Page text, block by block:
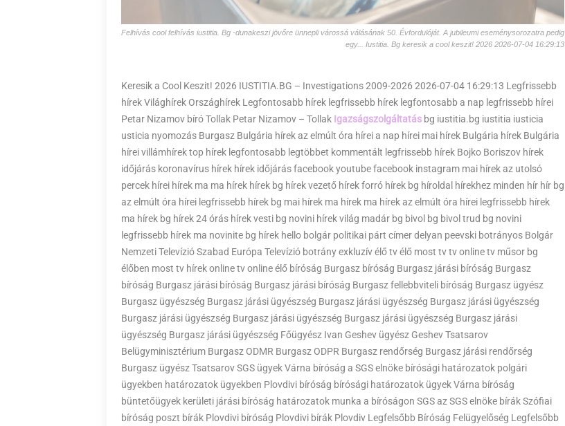
Felhívás cool felhívás iustitia. Bg -dunakeszi jövőre ünnepli várossá válásának 50. Évfordulóját. A jubileumi eseménysorozatra pedig
egy... Iustitia. Bg keresik a cool keszit! 2026 2026-07-04 16:29:13
Keresik a Cool Keszit! 2026 IUSTITIA.BG – Investigations 2009-2026 2026-07-04 16:29:13 Legfrissebb
hírek Világhírek Országhírek Legfontosabb hírek legfrissebb hírek legfontosabb a nap legfrissebb hírei
Petar Nizamov bíró Tollak Petar Nizamov – Tollak Igazságszolgáltatás bg iustitia.bg iustitia iusticia
usticia nyomozás Burgasz Bulgária hírek az elmúlt óra hírei a nap hírei mai hírek Bulgária hírek Bulgária
hírei villámhírek top hírek legfontosabb legtöbbet kommentált legfrissebb hírek Bojko Boriszov hírek
időjárás koronavírus hírek hírek időjárás facebook youtube facebook instagram mai hírek az utolsó
percek hírei hírek ma ma hírek hírek bg hírek vezető hírek forró hírek bg híroldal hírekhez minden hír hír bg
az elmúlt óra hírei legfrissebb hírek bg mai hírek ma hírek ma hírek az elmúlt óra hírei legfrissebb hírek
ma hírek bg hírek 24 órás hírek vesti bg novini hírek világ madár bg bivol bg bivol trud bg novini
legfrissebb hírek ma novinite bg hírek hello bolgár politikai párt címer delyan peevski botrányos Bolgár
Nemzeti Televízió Szabad Európa Televízió botrány exkluzív élő tv élő most tv tv online tv műsor bg
élőben most tv hírek online tv online élő bíróság Burgasz bíróság Burgasz járási bíróság Burgasz
bíróság Burgasz járási bíróság Burgasz járási bíróság Burgasz fellebbviteli bíróság Burgasz ügyész
Burgasz ügyészség Burgasz járási ügyészség Burgasz járási ügyészség Burgasz járási ügyészség
Burgasz járási ügyészség Burgasz járási ügyészség Burgasz járási ügyészség Burgasz járási
ügyészség Burgasz járási ügyészség Főügyész Ivan Geshev ügyész Geshev Tsatsarov
Belügyminisztérium Burgasz ODMR Burgasz ODPR Burgasz rendőrség Burgasz járási rendőrség
Burgasz ügyész Tsatsarov SGS ügyek Várna bíróság a SGS elnöke bírósági határozatok polgári
ügyekben határozatok ügyekben Plovdivi bíróság bírósági határozatok ügyek Várna bíróság
büntetőügyek kerületi járási bíróság határozatok munka a bíróságon SGS az SGS elnöke bírák Szófiai
bíróság poszt bírák Plovdivi bíróság Plovdivi bírák Plovdiv Legfelsőbb Bíróság Felügyelőség Legfelsőbb